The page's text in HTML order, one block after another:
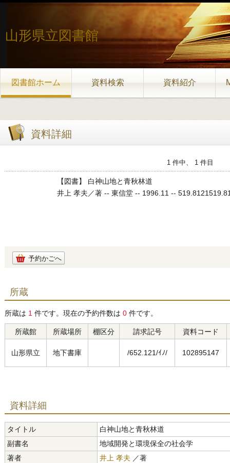
山形県立図書館
図書館ホーム 資料検索 資料紹介
資料詳細
1 件中、 1 件目
【図書】 白神山地と青秋林道
井上 孝夫／著 -- 東信堂 -- 1996.11 --
予約かごへ
所蔵
所蔵は 1 件です。現在の予約件数は 0 件です。
所蔵館 所蔵場所 棚区分 請求記号 資料コード
山形県立 地下書庫 /652.121/ｲﾉ/ 102895147
資料詳細
タイトル
白神山地と青秋林道
副書名
地域開発と環境保全の社会学
著者
井上 孝夫 ／著